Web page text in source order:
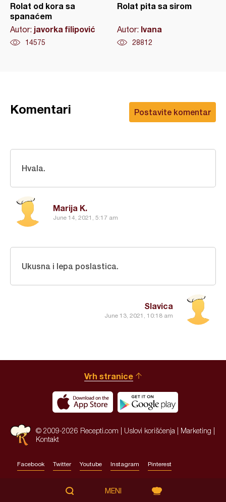
Rolat od kora sa
spanaćem
Autor: javorka filipović
14575
Rolat pita sa sirom
Autor: Ivana
28812
Postavite komentar
Komentari
Marija K.
June 14, 2021, 5:17 am
Hvala.
Slavica
June 13, 2021, 10:18 am
Ukusna i lepa poslastica.
Vrh stranice
© 2009-2026 Recepti.com | Uslovi korišćenja Marketing
Kontakt
Facebook Twitter Youtube Instagram Pinterest